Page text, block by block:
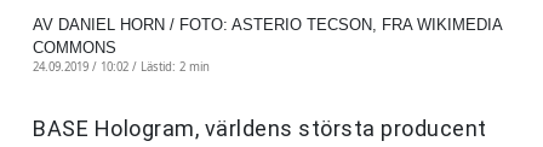
AV DANIEL HORN / FOTO: ASTERIO TECSON, FRA WIKIMEDIA
COMMONS
24.09.2019 / 10:02 / Lästid: 2 min
BASE Hologram, världens största producent